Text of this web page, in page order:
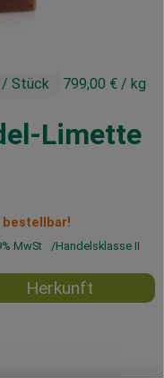
Limette
/ Stück 799,00 € / kg
MwSt Handelsklasse II
Herkunft